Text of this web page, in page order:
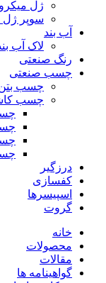
ژل
سوپر ژل
آب بند
لاک آب
رنگ صنعتی
چسب صنعتی
چسب
چسب
درزگیر
کفسازی
اسپیسرها
گروت
خانه
محصولات
مقالات
گواهینامه ها